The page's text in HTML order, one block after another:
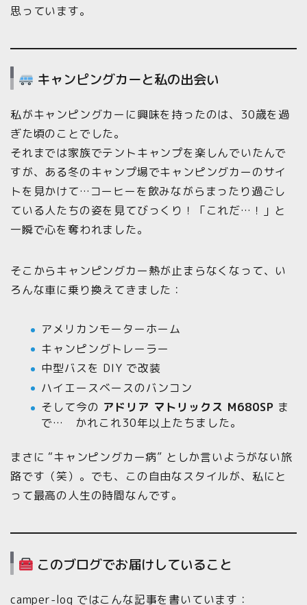
思っています。
キャンピングカーと私の出会い
私がキャンピングカーに興味を持ったのは、30歳を過
ぎた頃のことでした。
それまでは家族でテントキャンプを楽しんでいたんで
すが、ある冬のキャンプ場でキャンピングカーのサイ
トを見かけて…コーヒーを飲みながらまったり過ごし
ている人たちの姿を見てびっくり！「これだ…！」と
一瞬で心を奪われました。
そこからキャンピングカー熱が止まらなくなって、い
ろんな車に乗り換えてきました：
アメリカンモーターホーム
キャンピングトレーラー
中型バスを DIY で改装
ハイエースベースのバンコン
そして今の アドリア マトリックス M680SP ま
で… かれこれ30年以上たちました。
まさに “キャンピングカー病” としか言いようがない旅
路です（笑）。でも、この自由なスタイルが、私にと
って最高の人生の時間なんです。
このブログでお届けしていること
camper-log ではこんな記事を書いています：